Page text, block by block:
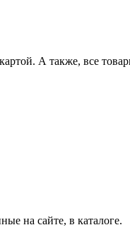
А также, все
на сайте, в каталоге.